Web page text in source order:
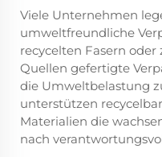
Viele Unternehmen
umweltfreundliche
recycelten Fasern
Quellen gefertigte
die Umweltbelastung
unterstützen
Materialien die
nach